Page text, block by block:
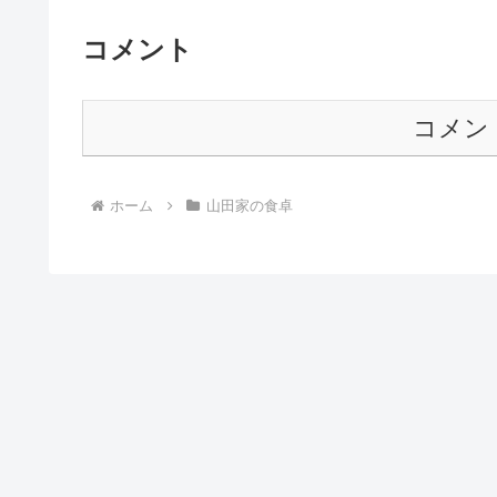
コメント
コメン
ホーム 山田家の食卓